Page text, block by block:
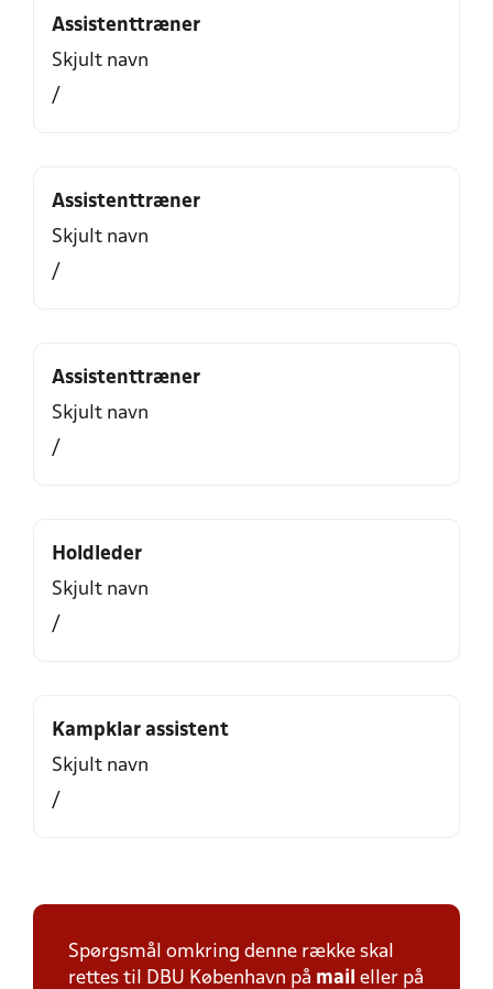
Assistenttræner
Skjult navn
/
Assistenttræner
Skjult navn
/
Assistenttræner
Skjult navn
/
Holdleder
Skjult navn
/
Kampklar assistent
Skjult navn
/
Spørgsmål omkring denne række skal
rettes til DBU København på mail eller på